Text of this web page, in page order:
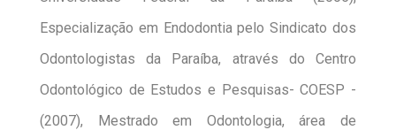
Especialização em Endodontia pelo Sindicato dos
Odontologistas da Paraíba, através do Centro
Odontológico de Estudos e Pesquisas- COESP -
(2007), Mestrado em Odontologia, área de